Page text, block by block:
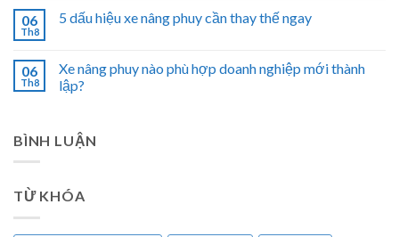
06
Th8
5 dấu hiệu xe nâng phuy cần thay thế ngay
06
Th8
Xe nâng phuy nào phù hợp doanh nghiệp mới thành
lập?
BÌNH LUẬN
TỪ KHÓA